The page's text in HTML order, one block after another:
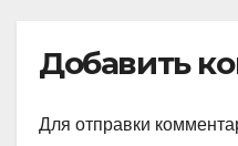
Добавить
Для отправки